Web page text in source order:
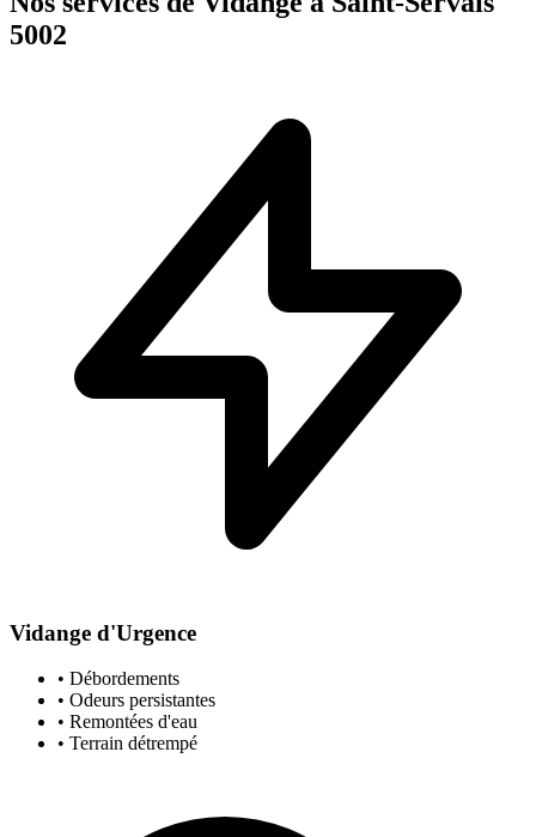
5002
Vidange d'Urgence
• Débordements
• Odeurs persistantes
• Remontées d'eau
• Terrain détrempé